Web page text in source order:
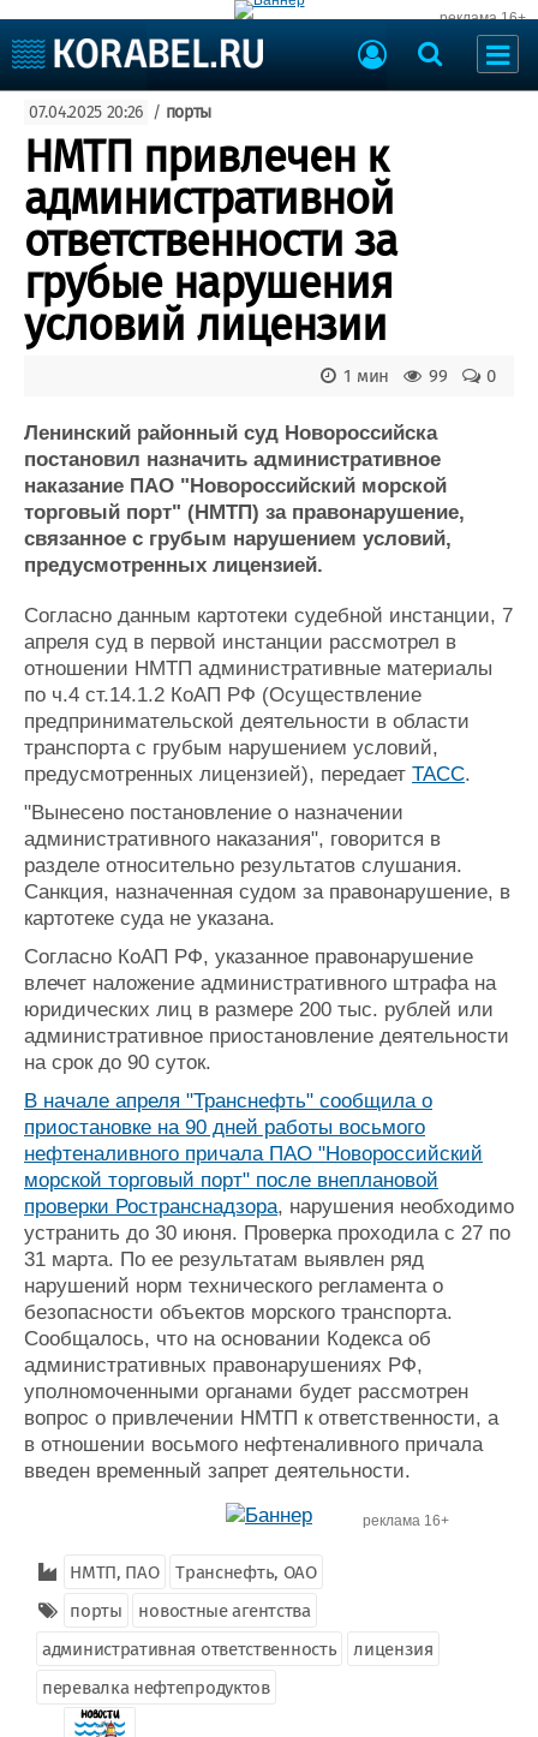
реклама 16+
Судоходство
Судоремонт
События
Порты
Рыболовство
ВМФ
Образование
Яхты и катера
Еще
Компании
Репутация
Крюинг
Журнал
Доска объявлений
Оборудование
Изделия
Материалы
Услуги
Конференции
Выставки и семинары
Личности
Словарь
Флот
Галерея флота
Форум
Отзывы
Все службы
07.04.2025 20:26 / порты
НМТП привлечен к
административной
ответственности за
грубые нарушения
условий лицензии
0
99
1 мин
Ленинский районный суд Новороссийска
постановил назначить административное
наказание ПАО "Новороссийский морской
торговый порт" (НМТП) за правонарушение,
связанное с грубым нарушением условий,
предусмотренных лицензией.
Согласно данным картотеки судебной инстанции, 7
апреля суд в первой инстанции рассмотрел в
отношении НМТП административные материалы
по ч.4 ст.14.1.2 КоАП РФ (Осуществление
предпринимательской деятельности в области
транспорта с грубым нарушением условий,
предусмотренных лицензией), передает ТАСС.
"Вынесено постановление о назначении
административного наказания", говорится в
разделе относительно результатов слушания.
Санкция, назначенная судом за правонарушение, в
картотеке суда не указана.
Согласно КоАП РФ, указанное правонарушение
влечет наложение административного штрафа на
юридических лиц в размере 200 тыс. рублей или
административное приостановление деятельности
на срок до 90 суток.
В начале апреля "Транснефть" сообщила о
приостановке на 90 дней работы восьмого
нефтеналивного причала ПАО "Новороссийский
морской торговый порт" после внеплановой
проверки Ространснадзора, нарушения необходимо
устранить до 30 июня. Проверка проходила с 27 по
31 марта. По ее результатам выявлен ряд
нарушений норм технического регламента о
безопасности объектов морского транспорта.
Сообщалось, что на основании Кодекса об
административных правонарушениях РФ,
уполномоченными органами будет рассмотрен
вопрос о привлечении НМТП к ответственности, а
в отношении восьмого нефтеналивного причала
введен временный запрет деятельности.
реклама 16+
НМТП, ПАО
Транснефть, ОАО
порты
новостные агентства
административная ответственность
лицензия
перевалка нефтепродуктов